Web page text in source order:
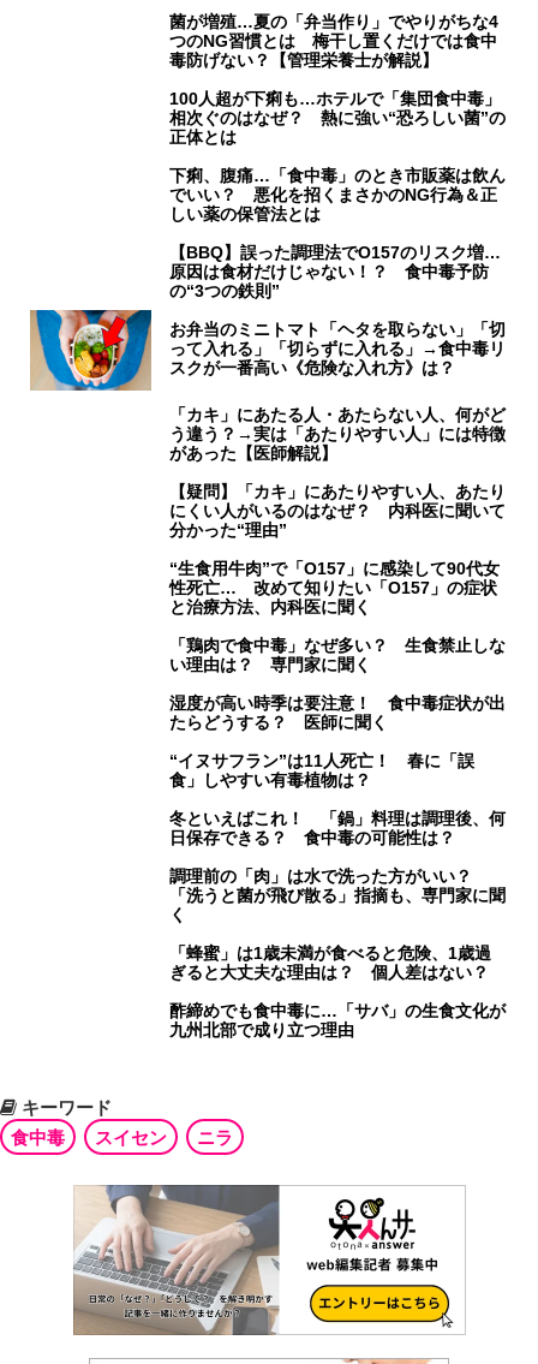
菌が増殖…夏の「弁当作り」でやりがちな4
つのNG習慣とは 梅干し置くだけでは食中
毒防げない？【管理栄養士が解説】
100人超が下痢も…ホテルで「集団食中毒」
相次ぐのはなぜ？ 熱に強い“恐ろしい菌”の
正体とは
下痢、腹痛…「食中毒」のとき市販薬は飲ん
でいい？ 悪化を招くまさかのNG行為＆正
しい薬の保管法とは
【BBQ】誤った調理法でO157のリスク増…
原因は食材だけじゃない！？ 食中毒予防
の“3つの鉄則”
お弁当のミニトマト「ヘタを取らない」「切
って入れる」「切らずに入れる」→食中毒リ
スクが一番高い《危険な入れ方》は？
「カキ」にあたる人・あたらない人、何がど
う違う？→実は「あたりやすい人」には特徴
があった【医師解説】
【疑問】「カキ」にあたりやすい人、あたり
にくい人がいるのはなぜ？ 内科医に聞いて
分かった“理由”
“生食用牛肉”で「O157」に感染して90代女
性死亡… 改めて知りたい「O157」の症状
と治療方法、内科医に聞く
「鶏肉で食中毒」なぜ多い？ 生食禁止しな
い理由は？ 専門家に聞く
湿度が高い時季は要注意！ 食中毒症状が出
たらどうする？ 医師に聞く
“イヌサフラン”は11人死亡！ 春に「誤
食」しやすい有毒植物は？
冬といえばこれ！ 「鍋」料理は調理後、何
日保存できる？ 食中毒の可能性は？
調理前の「肉」は水で洗った方がいい？
「洗うと菌が飛び散る」指摘も、専門家に聞
く
「蜂蜜」は1歳未満が食べると危険、1歳過
ぎると大丈夫な理由は？ 個人差はない？
酢締めでも食中毒に…「サバ」の生食文化が
九州北部で成り立つ理由
キーワード
食中毒
スイセン ニラ